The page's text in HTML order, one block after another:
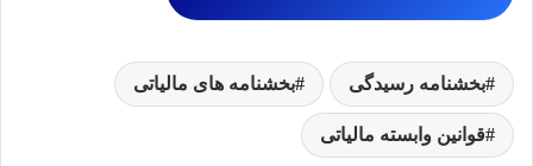
بخشنامه رسیدگی بخشنامه های مالیاتی
قوانین وابسته مالیاتی